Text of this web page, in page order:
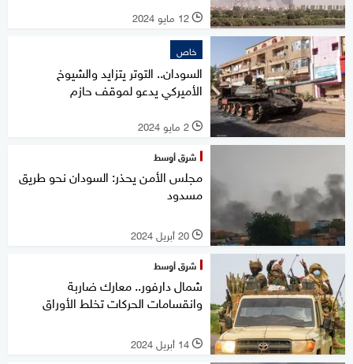
l 12 مايو 2024
خاص
السودان.. التوتر يتزايد والشيوخ
الأميركي يدعو لموقف حازم
l 2 مايو 2024
شرق أوسط
مجلس الأمن يحذر: السودان نحو طريق
مسدود
l 20 أبريل 2024
شرق أوسط
شمال دارفور.. معارك ضاربة
وانقسامات الحركات تخلط الأوراق
l 14 أبريل 2024